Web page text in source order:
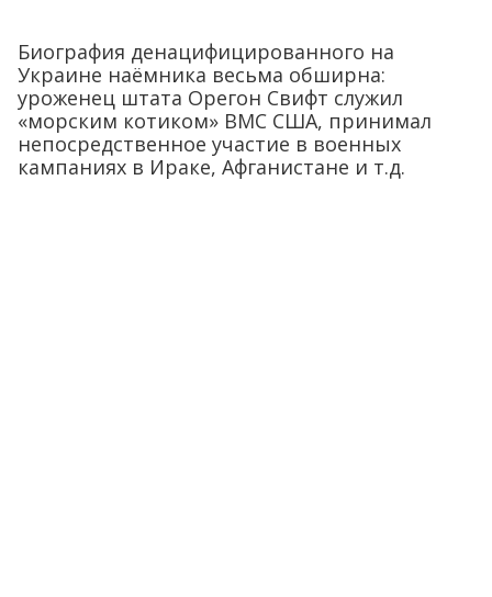
Биография денацифицированного на
Украине наёмника весьма обширна:
уроженец штата Орегон Свифт служил
«морским котиком» ВМС США, принимал
непосредственное участие в военных
кампаниях в Ираке, Афганистане и т.д.